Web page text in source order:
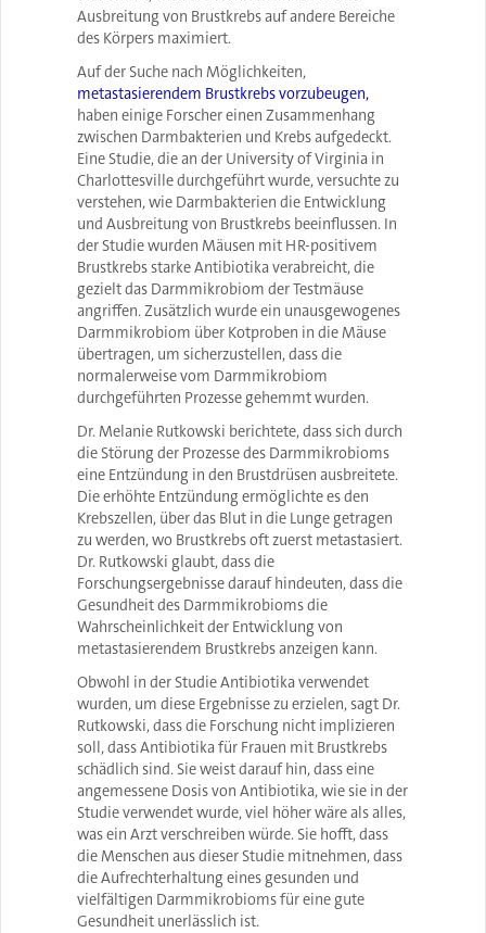
Ausbreitung von Brustkrebs auf andere Bereiche
des Körpers maximiert.
Auf der Suche nach Möglichkeiten,
metastasierendem Brustkrebs vorzubeugen,
haben einige Forscher einen Zusammenhang
zwischen Darmbakterien und Krebs aufgedeckt.
Eine Studie, die an der University of Virginia in
Charlottesville durchgeführt wurde, versuchte zu
verstehen, wie Darmbakterien die Entwicklung
und Ausbreitung von Brustkrebs beeinflussen. In
der Studie wurden Mäusen mit HR-positivem
Brustkrebs starke Antibiotika verabreicht, die
gezielt das Darmmikrobiom der Testmäuse
angriffen. Zusätzlich wurde ein unausgewogenes
Darmmikrobiom über Kotproben in die Mäuse
übertragen, um sicherzustellen, dass die
normalerweise vom Darmmikrobiom
durchgeführten Prozesse gehemmt wurden.
Dr. Melanie Rutkowski berichtete, dass sich durch
die Störung der Prozesse des Darmmikrobioms
eine Entzündung in den Brustdrüsen ausbreitete.
Die erhöhte Entzündung ermöglichte es den
Krebszellen, über das Blut in die Lunge getragen
zu werden, wo Brustkrebs oft zuerst metastasiert.
Dr. Rutkowski glaubt, dass die
Forschungsergebnisse darauf hindeuten, dass die
Gesundheit des Darmmikrobioms die
Wahrscheinlichkeit der Entwicklung von
metastasierendem Brustkrebs anzeigen kann.
Obwohl in der Studie Antibiotika verwendet
wurden, um diese Ergebnisse zu erzielen, sagt Dr.
Rutkowski, dass die Forschung nicht implizieren
soll, dass Antibiotika für Frauen mit Brustkrebs
schädlich sind. Sie weist darauf hin, dass eine
angemessene Dosis von Antibiotika, wie sie in der
Studie verwendet wurde, viel höher wäre als alles,
was ein Arzt verschreiben würde. Sie hofft, dass
die Menschen aus dieser Studie mitnehmen, dass
die Aufrechterhaltung eines gesunden und
vielfältigen Darmmikrobioms für eine gute
Gesundheit unerlässlich ist.